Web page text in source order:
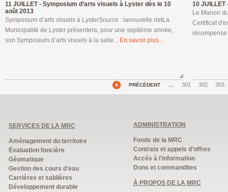
11 JUILLET - Symposium d’arts visuels à Lyster dès le 10
août 2013
Symposium d’arts visuels à LysterSource : lanouvelle.netLa
Municipalité de Lyster présentera, pour une septième année,
son Symposium d’arts visuels à la salle... En savoir plus...
10 JUILLET
Le Manoir
Certificat
PRÉCÉDENT … 301 302 303
SERVICES DE LA MRC
Aménagement du territoire
Évaluation foncière
Géomatique
Gestion des cours d'eau
Carrières et sablières
Développement durable
ADMINISTRATION
Fonds de la MRC
Contrats et appels d'offres
Accès à l'information
Dons et commandites
À PROPOS DE LA MRC